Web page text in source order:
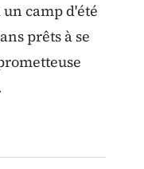
un camp d'été
prêts à se